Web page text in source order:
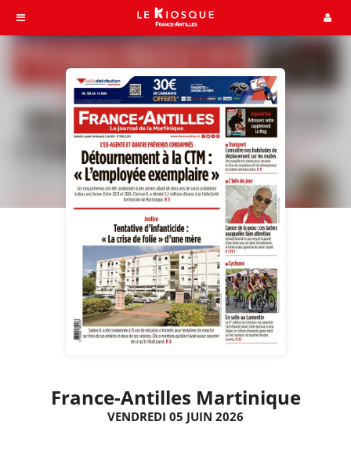
France-Antilles Martinique
VENDREDI 05 JUIN 2026